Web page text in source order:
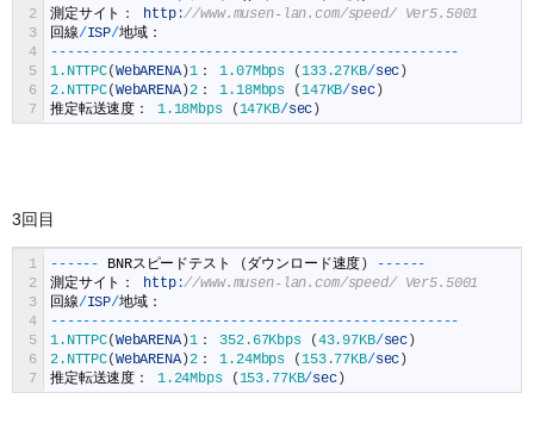
2
3
4
5
6
7
測定サイト：
http://www.musen-lan.com/speed/ Ver5.5001
回線/ISP/地域：
-- ---- -- -- ---- -- -- -- -- -- -- -- -- -- ---- -- -- ---- -- -- --
1.NTTPC(WebARENA)1： 1.07Mbps (133.27KB/sec )
2.NTTPC(WebARENA)2： 1.18Mbps (147KB/sec)
推定転送速度：
1.18Mbps (147KB/sec )
3回目
1
2
3
4
5
6
7
-- ---- BNRスピードテスト (ダウンロード速度 ) -- -- --
測定サイト：
http://www.musen-lan.com/speed/ Ver5.5001
回線/ISP/地域：
-- ---- -- -- ---- -- -- -- -- -- -- -- -- -- ---- -- -- ---- -- -- --
1.NTTPC(WebARENA)1： 352.67Kbps (43.97KB/sec )
2.NTTPC(WebARENA)2： 1.24Mbps (153.77KB/sec )
推定転送速度：
1.24Mbps (153.77KB/sec)